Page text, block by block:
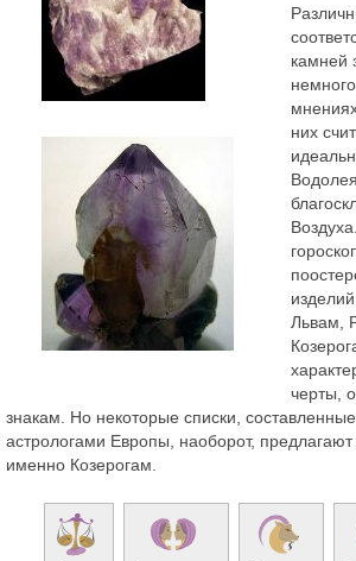
камней
них
Львам,
черты,
знакам. Но некоторые списки,
астрологами Европы, наоборот, предлагают
именно Козерогам.